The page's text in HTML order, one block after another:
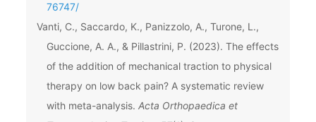
76747/
Vanti, C., Saccardo, K., Panizzolo, A., Turone, L.,
Guccione, A. A., & Pillastrini, P. (2023). The effects
of the addition of mechanical traction to physical
therapy on low back pain? A systematic review
with meta-analysis. Acta Orthopaedica et